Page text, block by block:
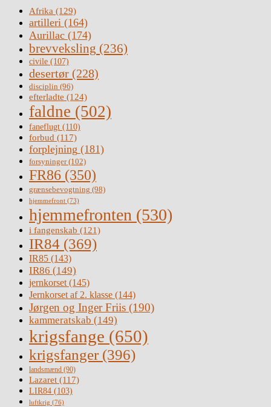
Afrika (129)
artilleri (164)
Aurillac (174)
brevveksling (236)
civile (107)
desertør (228)
disciplin (96)
efterladte (124)
faldne (502)
faneflugt (110)
forbud (117)
forplejning (181)
forsyninger(102)
FR86 (350)
grænsebevogtning (98)
hjemmefront (73)
hjemmefronten (530)
i fangenskab (121)
IR84 (369)
IR85 (143)
IR86 (149)
jernkorset(145)
Jernkorset af 2. klasse (144)
Jørgen og Inger Friis (190)
kammeratskab (149)
krigsfange (650)
krigsfanger (396)
landsmænd (90)
Lazaret (117)
LIR84 (103)
luftkrig (76)